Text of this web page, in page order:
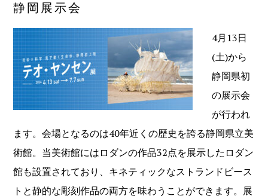
静岡展示会
4月13日
(土)から
静岡県初
の展示会
が行われ
ます。会場となるのは40年近くの歴史を誇る静岡県立美
術館。当美術館にはロダンの作品32点を展示したロダン
館も設置されており、キネティックなストランドビース
トと静的な彫刻作品の両方を味わうことができます。展